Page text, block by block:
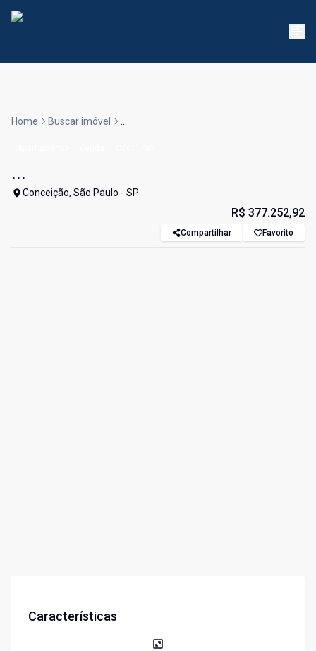
Home Buscar imóvel ...
...
Conceição, São Paulo - SP
R$ 377.252,92
Compartilhar Favorito
Características